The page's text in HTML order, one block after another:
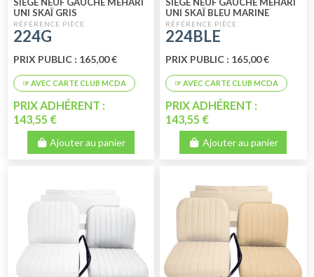
SIÈGE NEUF GAUCHE MÉHARI
UNI SKAÏ GRIS
224G
PRIX PUBLIC : 165,00 €
PRIX ADHÉRENT :
143,55 €
Ajouter au panier
SIÈGE NEUF GAUCHE MÉHARI
UNI SKAÏ BLEU MARINE
224BLE
PRIX PUBLIC : 165,00 €
PRIX ADHÉRENT :
143,55 €
Ajouter au panier